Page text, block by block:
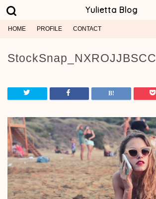
Yulietta Blog
HOME PROFILE CONTACT
StockSnap_NXROJJBSCC